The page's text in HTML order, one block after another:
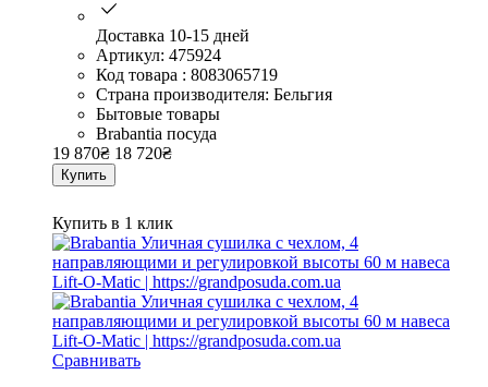
Доставка 10-15 дней
Артикул: 475924
Код товара : 8083065719
Страна производителя: Бельгия
Бытовые товары
Brabantia посуда
19 870₴ 18 720₴
Купить
Купить в 1 клик
Сравнивать